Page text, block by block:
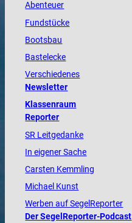
Abenteuer
Fundstücke
Bootsbau
Bastelecke
Verschiedenes
Newsletter
Klassenraum
Reporter
SR Leitgedanke
In eigener Sache
Carsten Kemmling
Michael Kunst
Werben auf SegelReporter
Der SegelReporter-Podcast